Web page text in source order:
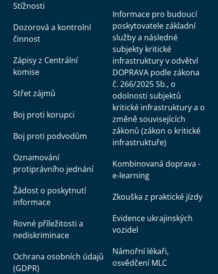
Stížnosti
Dozorová a kontrolní
činnost
Zápisy z Centrální
komise
Střet zájmů
Boj proti korupci
Boj proti podvodům
Oznamování
protiprávního jednání
Žádost o poskytnutí
informace
Rovné příležitosti a
nediskriminace
Ochrana osobních údajů
(GDPR)
Informace pro budoucí
poskytovatele základní
služby a následné
subjekty kritické
infrastruktury v odvětví
DOPRAVA podle zákona
č. 266/2025 Sb., o
odolnosti subjektů
kritické infrastruktury a o
změně souvisejících
zákonů (zákon o kritické
infrastruktuře)
Kombinovaná doprava -
e-learning
Zkouška z praktické jízdy
Evidence ukrajinských
vozidel
Námořní lékaři,
osvědčení MLC